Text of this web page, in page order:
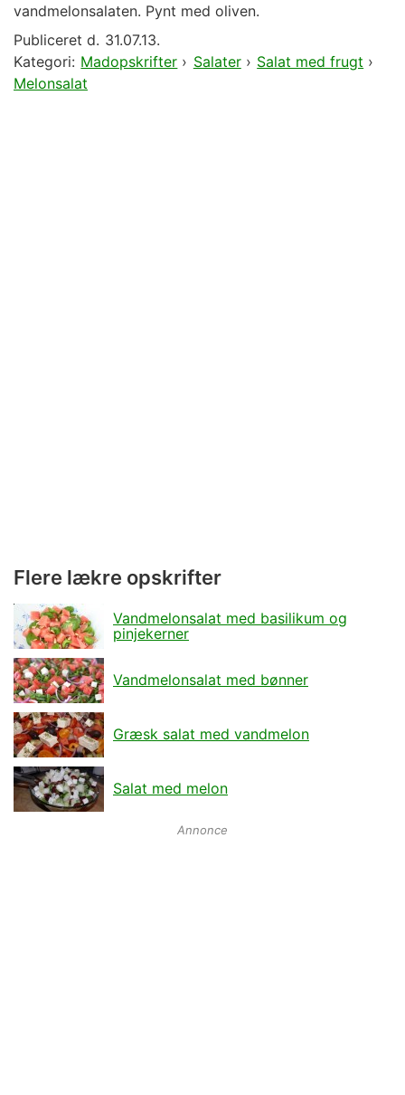
vandmelonsalaten. Pynt med oliven.
Publiceret d. 31.07.13.
Kategori: Madopskrifter › Salater› Salat med frugt ›
Melonsalat
Flere lækre opskrifter
Vandmelonsalat med basilikum og
pinjekerner
Vandmelonsalat med bønner
Græsk salat med vandmelon
Salat med melon
Annonce